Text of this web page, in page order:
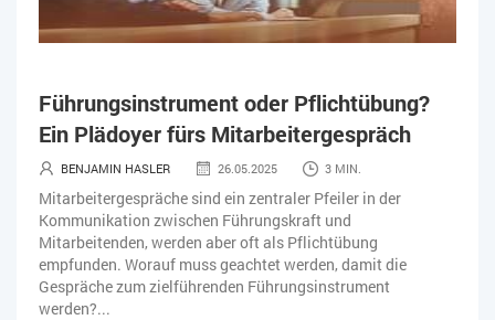
Führungsinstrument oder Pflichtübung?
Ein Plädoyer fürs Mitarbeitergespräch
BENJAMIN HASLER 26.05.2025 3 MIN.
Mitarbeitergespräche sind ein zentraler Pfeiler in der
Kommunikation zwischen Führungskraft und
Mitarbeitenden, werden aber oft als Pflichtübung
empfunden. Worauf muss geachtet werden, damit die
Gespräche zum zielführenden Führungsinstrument
werden?...